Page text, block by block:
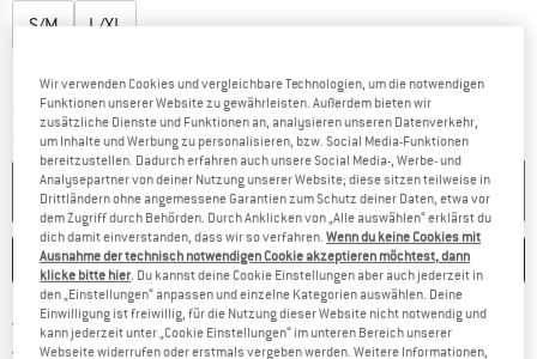
S/M L/XL
Lieferzeit: 2-3 Werktage
Der Link öffnet sich in einer Infobox und
Menge:
IN DEN WARENKORB
MERKEN VERGLEICHEN
Portofrei ab 69 € (DE)Finde mehr Informationen zu den
100 Tage RückgaberechtGehe hier zu den Rückgabe-
Wir verwenden Cookies und vergleichbare Technologien, um die notwendigen
Funktionen unserer Website zu gewährleisten. Außerdem bieten wir
zusätzliche Dienste und Funktionen an, analysieren unseren Datenverkehr,
um Inhalte und Werbung zu personalisieren, bzw. Social Media-Funktionen
bereitzustellen. Dadurch erfahren auch unsere Social Media-, Werbe- und
Analysepartner von deiner Nutzung unserer Website; diese sitzen teilweise in
Drittländern ohne angemessene Garantien zum Schutz deiner Daten, etwa vor
dem Zugriff durch Behörden. Durch Anklicken von „Alle auswählen“ erklärst du
dich damit einverstanden, dass wir so verfahren.Wenn du keine Cookies mit
Ausnahme der technisch notwendigen Cookie akzeptieren möchtest, dann
klicke bitte hier. Du kannst deine Cookie Einstellungen aber auch jederzeit in
den „Einstellungen“ anpassen und einzelne Kategorien auswählen. Deine
Einwilligung ist freiwillig, für die Nutzung dieser Website nicht notwendig und
kann jederzeit unter „Cookie Einstellungen“ im unteren Bereich unserer
Webseite widerrufen oder erstmals vergeben werden. Weitere Informationen,